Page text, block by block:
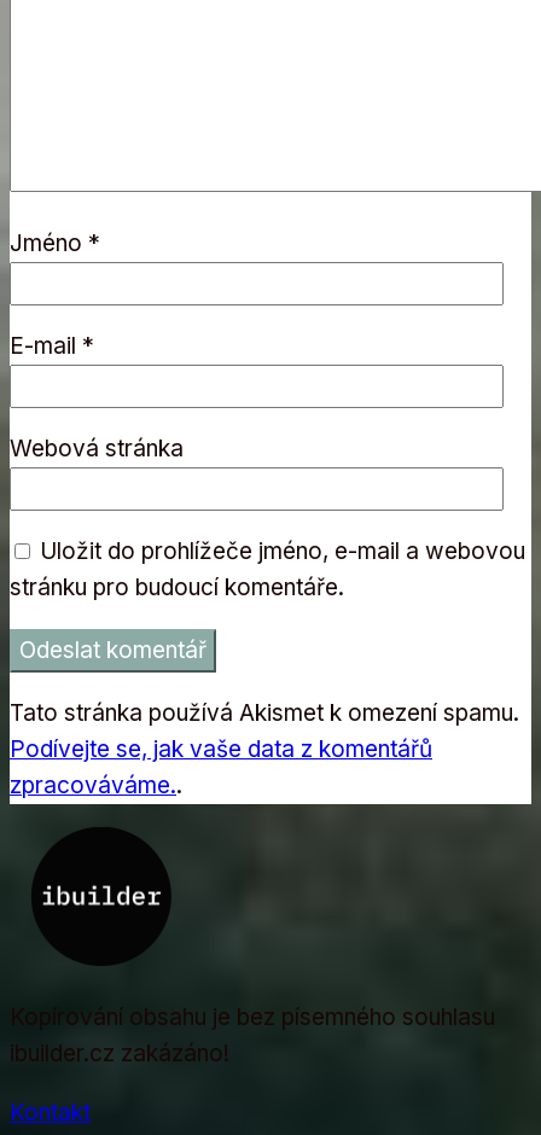
Jméno *
E-mail *
Webová stránka
Uložit do prohlížeče jméno, e-mail a webovou
stránku pro budoucí komentáře.
Tato stránka používá Akismet k omezení spamu.
Podívejte se, jak vaše data z komentářů
zpracováváme..
Kopírování obsahu je bez písemného souhlasu
ibuilder.cz zakázáno!
Kontakt